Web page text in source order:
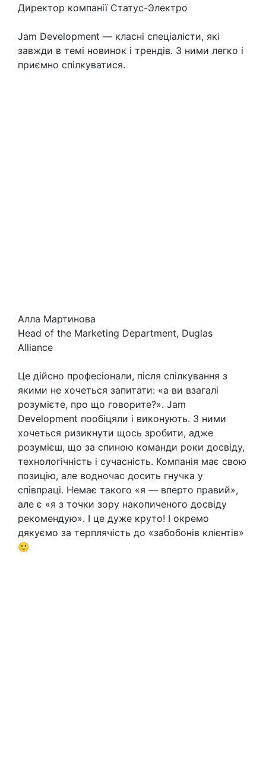
Директор компанії Статус-Электро
Jam Development — класні спеціалісти, які
завжди в темі новинок і трендів. З ними легко і
приємно спілкуватися.
Алла Мартинова
Head of the Marketing Department, Duglas
Alliance
Це дійсно професіонали, після спілкування з
якими не хочеться запитати: «а ви взагалі
розумієте, про що говорите?». Jam
Development пообіцяли і виконують. З ними
хочеться ризикнути щось зробити, адже
розумієш, що за спиною команди роки досвіду,
технологічність і сучасність. Компанія має свою
позицію, але водночас досить гнучка у
співпраці. Немає такого «я — вперто правий»,
але є «я з точки зору накопиченого досвіду
рекомендую». І це дуже круто! І окремо
дякуємо за терплячість до «забобонів клієнтів»
🙂